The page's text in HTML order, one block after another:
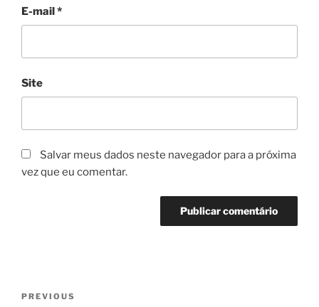
E-mail*
Site
Salvar meus dados neste navegador para a próxima
vez que eu comentar.
Navegação
Previous
PREVIOUS